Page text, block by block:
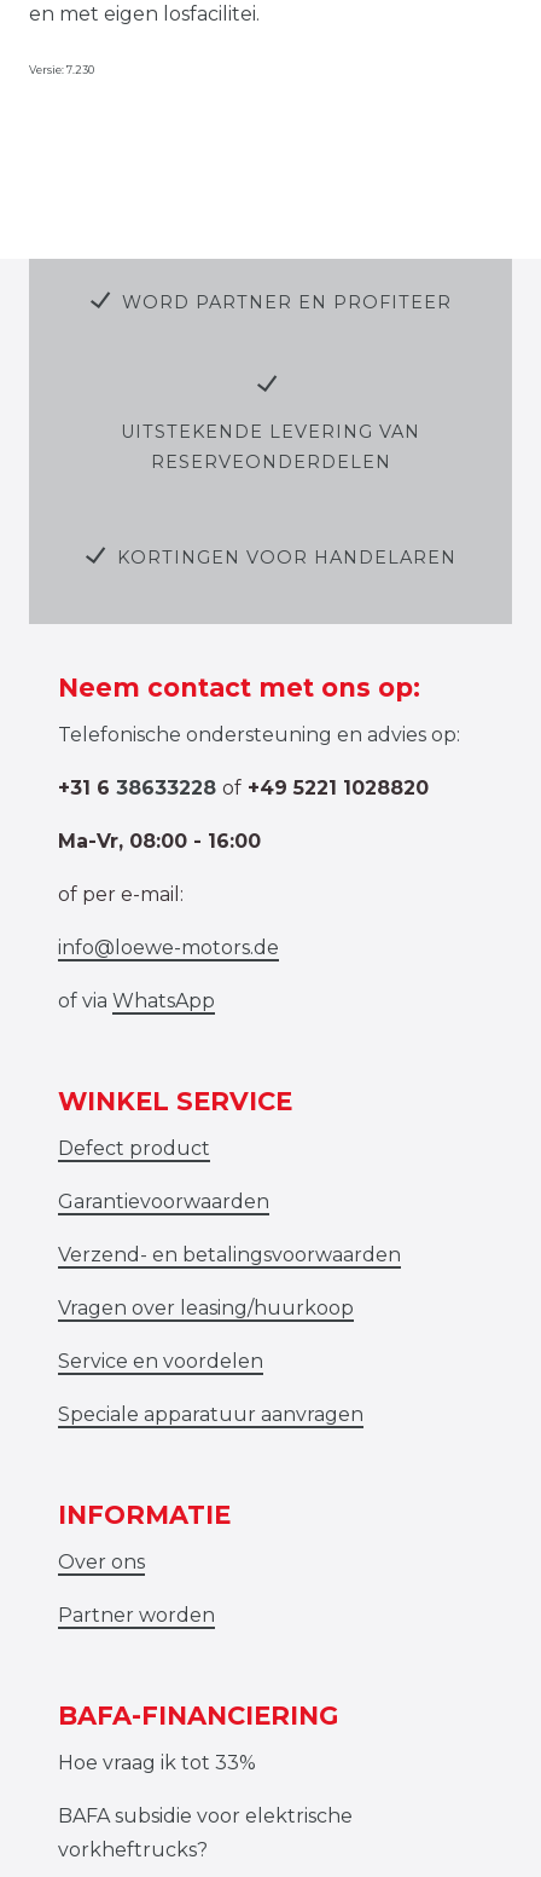
en met eigen losfacilitei.
Versie: 7.230
WORD PARTNER EN PROFITEER
UITSTEKENDE LEVERING VAN
RESERVEONDERDELEN
KORTINGEN VOOR HANDELAREN
Neem contact met ons op:
Telefonische ondersteuning en advies op:
+31 6 38633228 of +49 5221 1028820
Ma-Vr, 08:00 - 16:00
of per e-mail:
info@loewe-motors.de
of via WhatsApp
WINKEL SERVICE
Defect product
Garantievoorwaarden
Verzend- en betalingsvoorwaarden
Vragen over leasing/huurkoop
Service en voordelen
Speciale apparatuur aanvragen
INFORMATIE
Over ons
Partner worden
BAFA-FINANCIERING
Hoe vraag ik tot 33%
BAFA subsidie voor elektrische
vorkheftrucks?